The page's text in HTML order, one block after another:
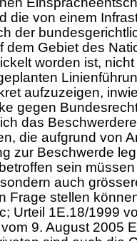
die von einem
der
dem Gebiet des
worden ist,
aufzuzeigen,
gegen
das
die aufgrund von
zur Beschwerde
sein
auch
Frage stellen
Urteil 1E.18/1999
9. August 2005